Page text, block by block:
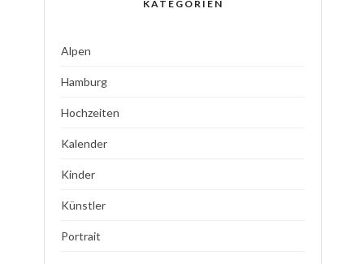
KATEGORIEN
Alpen
Hamburg
Hochzeiten
Kalender
Kinder
Künstler
Portrait